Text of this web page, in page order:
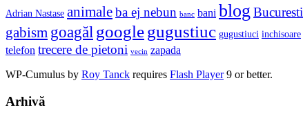
Adrian Nastase animaleba ej nebun banc bani blog Bucuresti
gabism goagăl googlegugustiuc gugustiuci inchisoare
telefon trecere de pietoni vecin zapada
WP-Cumulus by Roy Tanck requires Flash Player9 or better.
Arhivă